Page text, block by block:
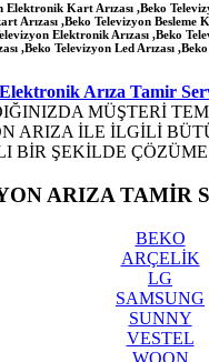
Elektronik Kart Arızası ,Beko
Arızası ,Beko Televizyon Besleme
Elektronik Arızası ,Beko
,Beko Televizyon Led Arızası,
Arıza Tamir
MÜŞTERİ
ARIZA İLE İLGİLİ
BİR ŞEKİLDE
ARIZA TAMİR
BEKO
ARÇELİK
LG
SAMSUNG
SUNNY
VESTEL
WOON